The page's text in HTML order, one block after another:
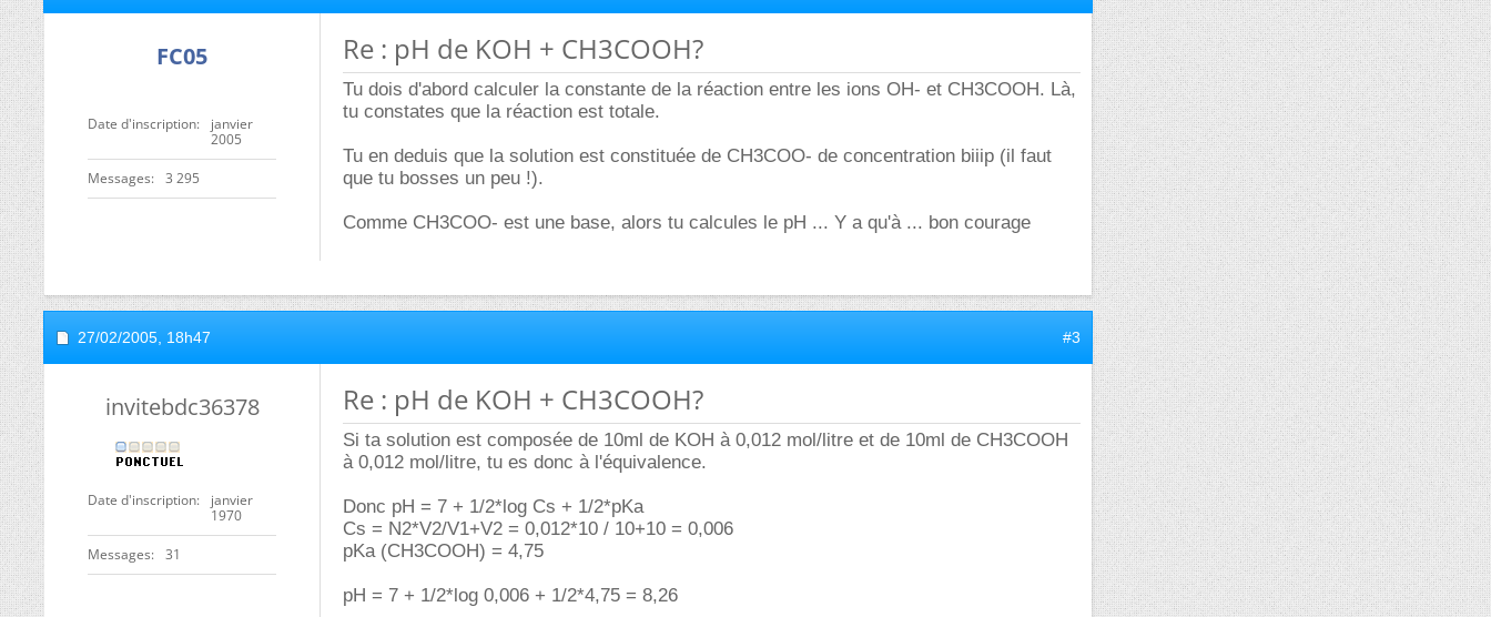
FC05
Date d'inscription
janvier
2005
Messages 3 295
Re : pH de KOH + CH3COOH?
Tu dois d'abord calculer la constante de la réaction entre les ions OH- et CH3COOH. Là,
tu constates que la réaction est totale.
Tu en deduis que la solution est constituée de CH3COO- de concentration biiip (il faut
que tu bosses un peu !).
Comme CH3COO- est une base, alors tu calcules le pH ... Y a qu'à ... bon courage
27/02/2005, 18h47 #3
invitebdc36378
Date d'inscription
janvier
1970
Messages 31
Re : pH de KOH + CH3COOH?
Si ta solution est composée de 10ml de KOH à 0,012 mol/litre et de 10ml de CH3COOH
à 0,012 mol/litre, tu es donc à l'équivalence.
Donc pH = 7 + 1/2*log Cs + 1/2*pKa
Cs = N2*V2/V1+V2 = 0,012*10 / 10+10 = 0,006
pKa (CH3COOH) = 4,75
pH = 7 + 1/2*log 0,006 + 1/2*4,75 = 8,26